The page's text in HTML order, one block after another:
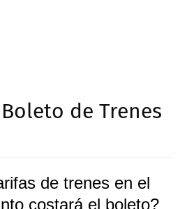
de Trenes
de trenes en el
costará el boleto?